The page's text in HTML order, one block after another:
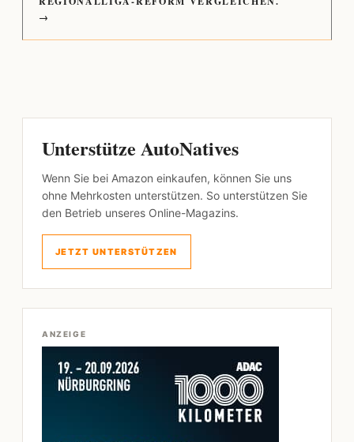
→
Unterstütze AutoNatives
Wenn Sie bei Amazon einkaufen, können Sie uns
ohne Mehrkosten unterstützen. So unterstützen Sie
den Betrieb unseres Online-Magazins.
JETZT UNTERSTÜTZEN
ANZEIGE